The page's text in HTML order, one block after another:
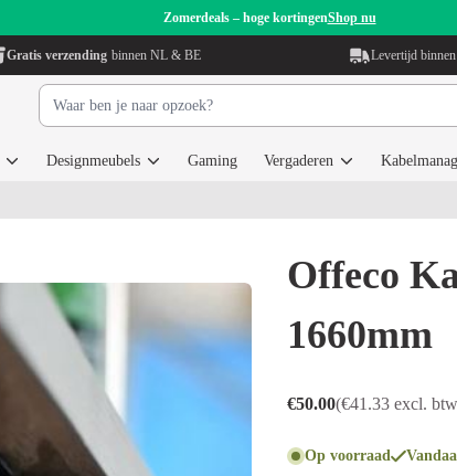
Zomerdeals – hoge kortingenShop nu
Gratis verzending binnen NL & BE Levertijd binnen
Designmeubels Gaming Vergaderen
Offeco
1660mm
€50.00(€41.33 excl.
Op voorraad